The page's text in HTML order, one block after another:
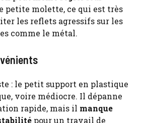
petite molette, ce qui est très
les reflets agressifs sur les
comme le métal.
: le petit support en plastique
voire médiocre. Il dépanne
rapide, mais il manque
pour un travail de